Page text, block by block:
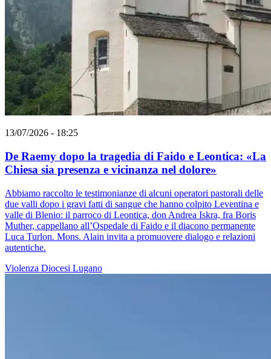
13/07/2026 - 18:25
De Raemy dopo la tragedia di Faido e Leontica: «La
Chiesa sia presenza e vicinanza nel dolore»
Abbiamo raccolto le testimonianze di alcuni operatori pastorali delle
due valli dopo i gravi fatti di sangue che hanno colpito Leventina e
valle di Blenio: il parroco di Leontica, don Andrea Iskra, fra Boris
Muther, cappellano all’Ospedale di Faido e il diacono permanente
Luca Turlon. Mons. Alain invita a promuovere dialogo e relazioni
autentiche.
Violenza Diocesi Lugano